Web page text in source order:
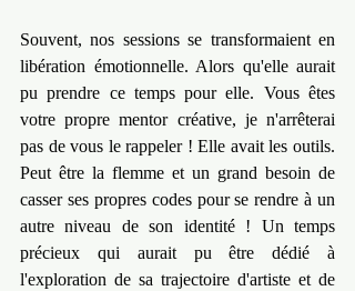
Souvent, nos sessions se transformaient en
libération émotionnelle. Alors qu'elle aurait
pu prendre ce temps pour elle. Vous êtes
votre propre mentor créative, je n'arrêterai
pas de vous le rappeler ! Elle avait les outils.
Peut être la flemme et un grand besoin de
casser ses propres codes pour se rendre à un
autre niveau de son identité ! Un temps
précieux qui aurait pu être dédié à
l'exploration de sa trajectoire d'artiste et de